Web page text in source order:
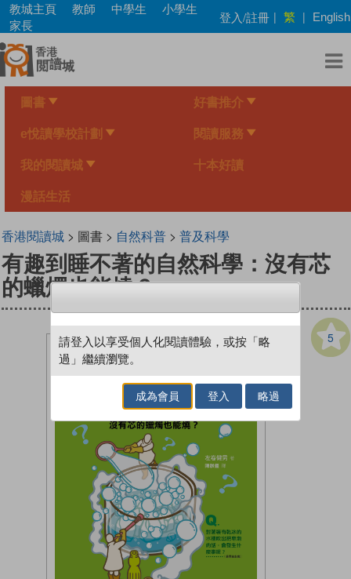
Skip
main
content
教城主頁 教師 中學生
小學生
家長
登入/註冊 | 繁 | English
圖書 好書推介
e悅讀學校計劃 閱讀服務
我的閱讀城 十本好讀
漫話生活
香港閱讀城> 圖書 > 自然科普> 普及科學
有趣到睡不著的自然科學：沒有芯
的蠟燭也能燒？
5
請登入以享受個人化閱讀體驗，或按「略
過」繼續瀏覽。
成為會員 登入 略過